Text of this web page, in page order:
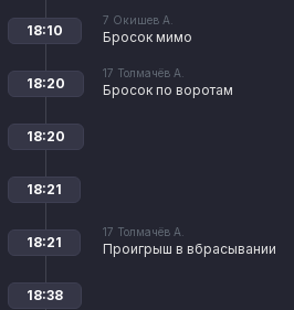
7 Окишев А.
Бросок мимо
18:10
17 Толмачёв А.
Бросок по воротам
18:20
18:20
18:21
17 Толмачёв А.
Проигрыш в вбрасывании
18:21
18:38